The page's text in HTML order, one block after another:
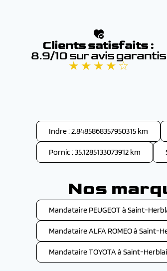
Clients satisfaits :
8.9/10 sur avis garantis
★ ★ ★ ★ ☆
Indre : 2.8485868357950315 km
Pornic : 35.1285133073912 km
Nos
Mandataire PEUGEOT à Saint-
Mandataire ALFA ROMEO à Saint-
Mandataire TOYOTA à Saint-